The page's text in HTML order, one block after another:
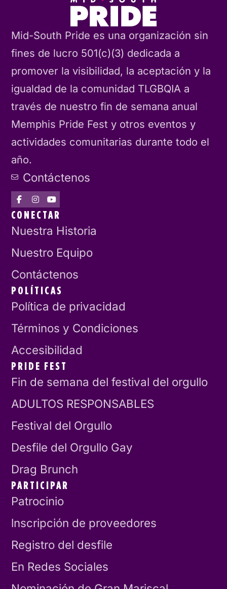
Mid-South Pride es una organización sin
fines de lucro 501(c)(3) dedicada a
promover la visibilidad, la aceptación y la
igualdad de la comunidad TLGBQIA a
través de nuestro fin de semana anual
Memphis Pride Fest y otros eventos y
actividades comunitarias durante todo el
año.
Contáctenos
CONECTAR
Nuestra Historia
Nuestro Equipo
Contáctenos
POLÍTICAS
Política de privacidad
Términos y Condiciones
Accesibilidad
PRIDE FEST
Fin de semana del festival del orgullo
ADULTOS RESPONSABLES
Festival del Orgullo
Desfile del Orgullo Gay
Drag Brunch
PARTICIPAR
Patrocinio
lnscripción de proveedores
Registro del desfile
En Redes Sociales